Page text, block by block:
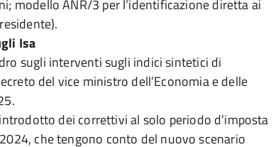
modello ANR/3 per l’identificazione diretta ai
Isa
sugli interventi sugli indici sintetici di
del vice ministro dell’Economia e delle
dei correttivi al solo periodo d’imposta
che tengono conto del nuovo scenario